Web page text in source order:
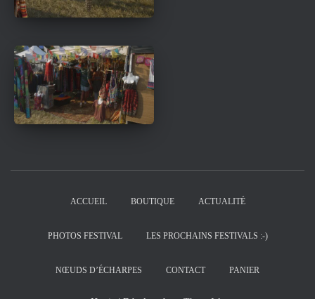
ACCUEIL BOUTIQUE ACTUALITÉ
PHOTOS FESTIVAL LES PROCHAINS FESTIVALS :-)
NŒUDS D’ÉCHARPES CONTACT PANIER